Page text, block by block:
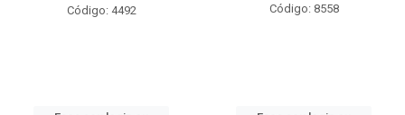
Código: 4492 Código: 8558